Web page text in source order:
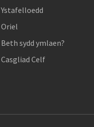
Ystafelloedd
Oriel
Beth sydd ymlaen?
Casgliad Celf